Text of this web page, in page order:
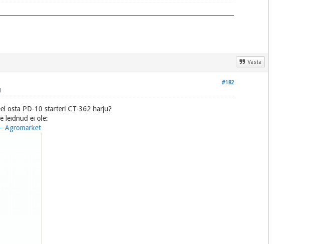
Vasta
#182
osta PD-10 starteri CT-362 harju?
leidnud ei ole:
Agromarket